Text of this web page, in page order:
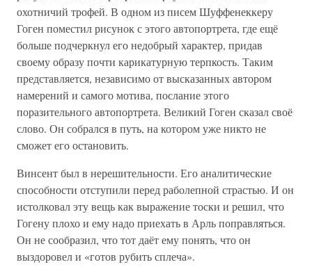
охотничий трофей. В одном из писем Шуффенеккеру
Гоген поместил рисунок с этого автопортрета, где ещё
больше подчеркнул его недобрый характер, придав
своему образу почти карикатурную терпкость. Таким
представляется, независимо от высказанных автором
намерений и самого мотива, послание этого
поразительного автопортрета. Великий Гоген сказал своё
слово. Он собрался в путь, на котором уже никто не
сможет его остановить.
Винсент был в нерешительности. Его аналитические
способности отступили перед раболепной страстью. И он
истолковал эту вещь как выражение тоски и решил, что
Гогену плохо и ему надо приехать в Арль поправляться.
Он не сообразил, что тот даёт ему понять, что он
выздоровел и «готов рубить сплеча».